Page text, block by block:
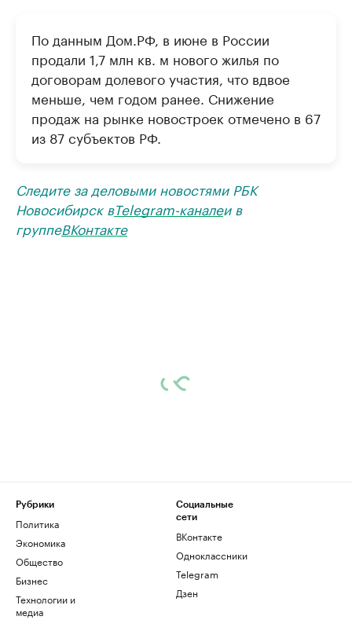
По данным Дом.РФ, в июне в России
продали 1,7 млн кв. м нового жилья по
договорам долевого участия, что вдвое
меньше, чем годом ранее. Снижение
продаж на рынке новостроек отмечено в 67
из 87 субъектов РФ.
Следите за деловыми новостями РБК
Новосибирск вTelegram-каналеи в
группеВКонтакте
Рубрики
Политика
Экономика
Общество
Бизнес
Технологии и
медиа
Социальные
сети
ВКонтакте
Одноклассники
Telegram
Дзен